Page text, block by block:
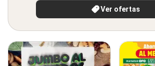
Ver ofertas